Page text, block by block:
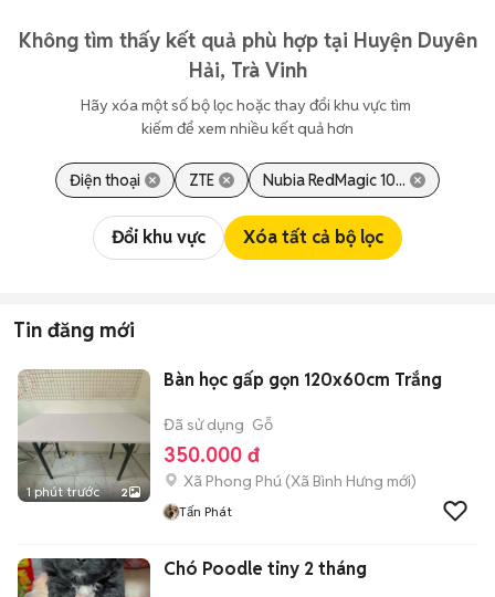
Không tìm thấy kết quả phù hợp tại Huyện Duyên
Hải, Trà Vinh
Hãy xóa một số bộ lọc hoặc thay đổi khu vực tìm
kiếm để xem nhiều kết quả hơn
Điện thoại ZTE Nubia RedMagic 10...
Đổi khu vực Xóa tất cả bộ lọc
Tin đăng mới
1 phút trước 2
Bàn học gấp gọn 120x60cm Trắng
Đã sử dụng Gỗ
350.000 đ
Xã Phong Phú (Xã Bình Hưng mới)
Tấn Phát
Chó Poodle tiny 2 tháng